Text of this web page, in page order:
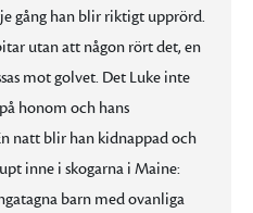
gång han blir riktigt upprörd.
utan att någon rört det, en
mot golvet. Det Luke inte
honom och hans
natt blir han kidnappad och
inne i skogarna i Maine:
barn med ovanliga